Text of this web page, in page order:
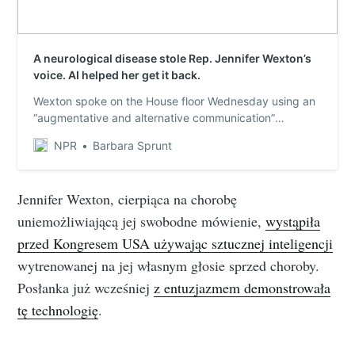
A neurological disease stole Rep. Jennifer Wexton’s
voice. AI helped her get it back.
Wexton spoke on the House floor Wednesday using an
“augmentative and alternative communication”
NPR
Barbara Sprunt
Jennifer Wexton, cierpiąca na chorobę
uniemożliwiającą jej swobodne mówienie,wystąpiła
przed Kongresem USA używając sztucznej inteligencji
wytrenowanej na jej własnym głosie sprzed choroby.
Posłanka już wcześniejz entuzjazmem demonstrowała
tę technologię.